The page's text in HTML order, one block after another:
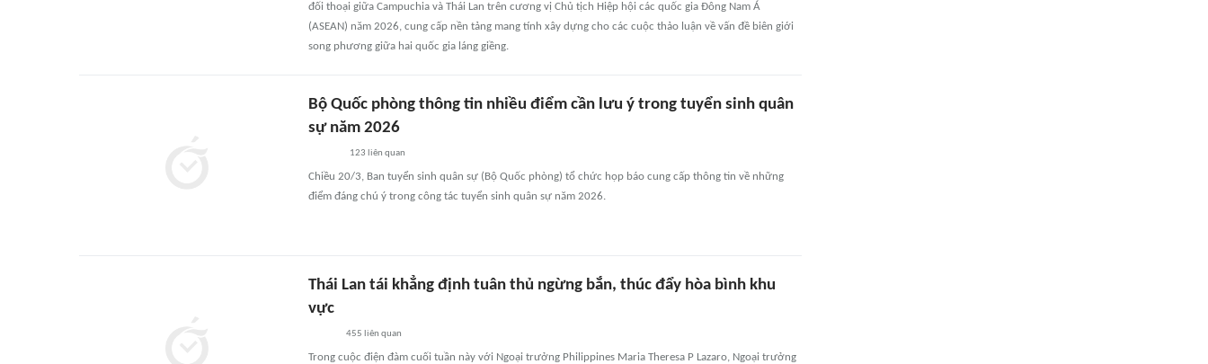
đối thoại giữa Campuchia và Thái Lan trên cương vị Chủ tịch Hiệp hội các quốc gia Đông Nam Á
(ASEAN) năm 2026, cung cấp nền tảng mang tính xây dựng cho các cuộc thảo luận về vấn đề biên giới
song phương giữa hai quốc gia láng giềng.
Bộ Quốc phòng thông tin nhiều điểm cần lưu ý trong tuyển sinh quân
sự năm 2026
123 liên quan
Chiều 20/3, Ban tuyển sinh quân sự (Bộ Quốc phòng) tổ chức họp báo cung cấp thông tin về những
điểm đáng chú ý trong công tác tuyển sinh quân sự năm 2026.
Thái Lan tái khẳng định tuân thủ ngừng bắn, thúc đẩy hòa bình khu
vực
455 liên quan
Trong cuộc điện đàm cuối tuần này với Ngoại trưởng Philippines Maria Theresa P Lazaro, Ngoại trưởng